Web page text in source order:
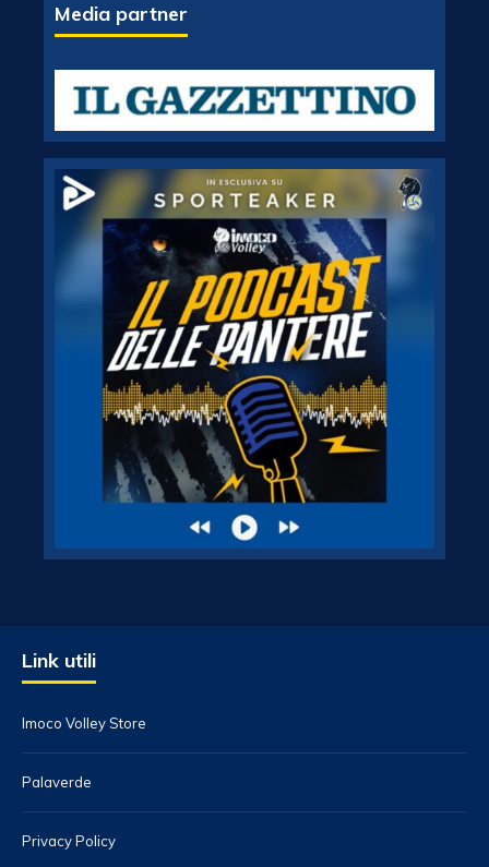
Media partner
Link utili
Imoco Volley Store
Palaverde
Privacy Policy